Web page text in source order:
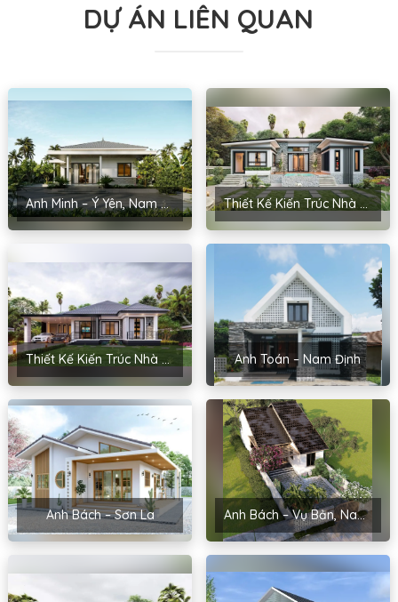
DỰ ÁN LIÊN QUAN
Anh Minh – Ý Yên, Nam Định
Anh Toán – Nam Định
Anh Bách – Sơn La Anh Bách – Vụ Bản, Nam Định